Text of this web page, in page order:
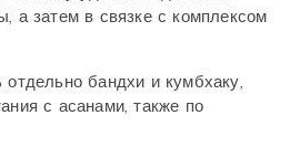
а затем в связке с комплексом
отдельно бандхи и кумбхаку,
с асанами, также по